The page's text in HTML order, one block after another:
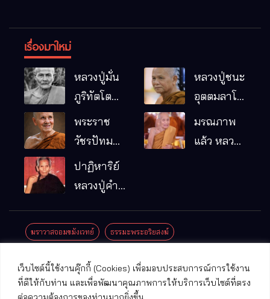
เว็บไซต์นี้ใช้งานคุ๊กกี้ (Cookies) เพื่อมอบประสบการณ์การใช้งาน
ที่ดีให้กับท่าน และเพื่อพัฒนาคุณภาพการให้บริการเว็บไซต์ที่ตรง
เรื่องมาใหม่
หลวงปู่มั่น
ภูริทัตโต
พระอริยเจ้า
ผู้เป็นบิดา
รมฐาน
หลวงปู่ชนะ
อุตตมลาโภ
หมากอื๋อ
พระราช
วัชรปัทม
คุณ (หลวง
ปู่บัวเกตุ
แล้ว วัดป่า
อ.แม่ริม
จ.เชียงใหม่
มรณภาพ
แล้ว หลวง
ปาฏิหาริย์
หลวงปู่คำ
มณี
ฆราวาสจอมขมังเวทย์ ธรรมะพระอริยสงฆ์
ปาฏิหาริย์พระเครื่อง